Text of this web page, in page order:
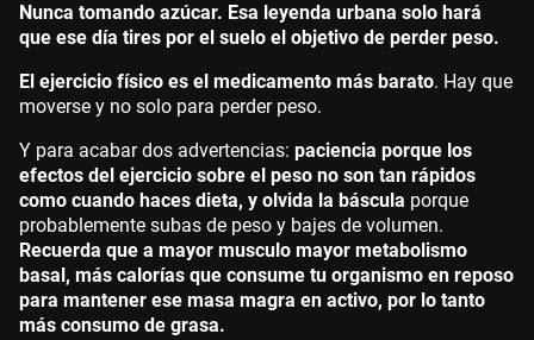
Nunca tomando azúcar. Esa leyenda urbana solo hará
que ese día tires por el suelo el objetivo de perder peso.
El ejercicio físico es el medicamento más barato. Hay que
moverse y no solo para perder peso.
Y para acabar dos advertencias: paciencia porque los
efectos del ejercicio sobre el peso no son tan rápidos
como cuando haces dieta, y olvida la báscula porque
probablemente subas de peso y bajes de volumen.
Recuerda que a mayor musculo mayor metabolismo
basal, más calorías que consume tu organismo en reposo
para mantener ese masa magra en activo, por lo tanto
más consumo de grasa.